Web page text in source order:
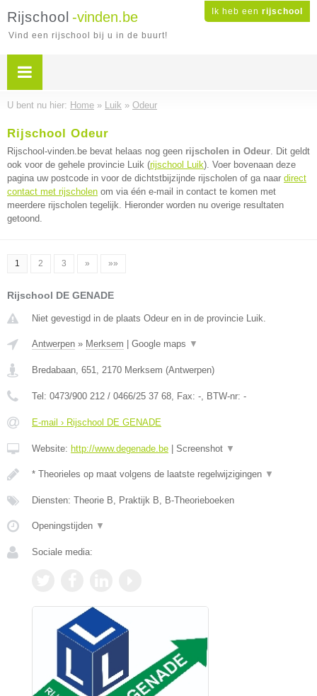
Ik heb een rijschool
Rijschool -vinden.be
Vind een rijschool bij u in de buurt!
U bent nu hier: Home » Luik » Odeur
Rijschool Odeur
Rijschool-vinden.be bevat helaas nog geen rijscholen in Odeur. Dit geldt
ook voor de gehele provincie Luik (rijschool Luik). Voer bovenaan deze
pagina uw postcode in voor de dichtstbijzijnde rijscholen of ga naar direct
contact met rijscholen om via één e-mail in contact te komen met
meerdere rijscholen tegelijk. Hieronder worden nu overige resultaten
getoond.
1 2 3 » »»
Rijschool DE GENADE
Niet gevestigd in de plaats Odeur en in de provincie Luik.
Antwerpen » Merksem Google maps ▼
Bredabaan, 651, 2170 Merksem (Antwerpen)
Tel: 0473/900 212 / 0466/25 37 68, Fax: -, BTW-nr: -
E-mail › Rijschool DE GENADE
Website: http://www.degenade.be Screenshot ▼
* Theorieles op maat volgens de laatste regelwijzigingen ▼
Diensten: Theorie B, Praktijk B, B-Theorieboeken
Openingstijden ▼
Sociale media: